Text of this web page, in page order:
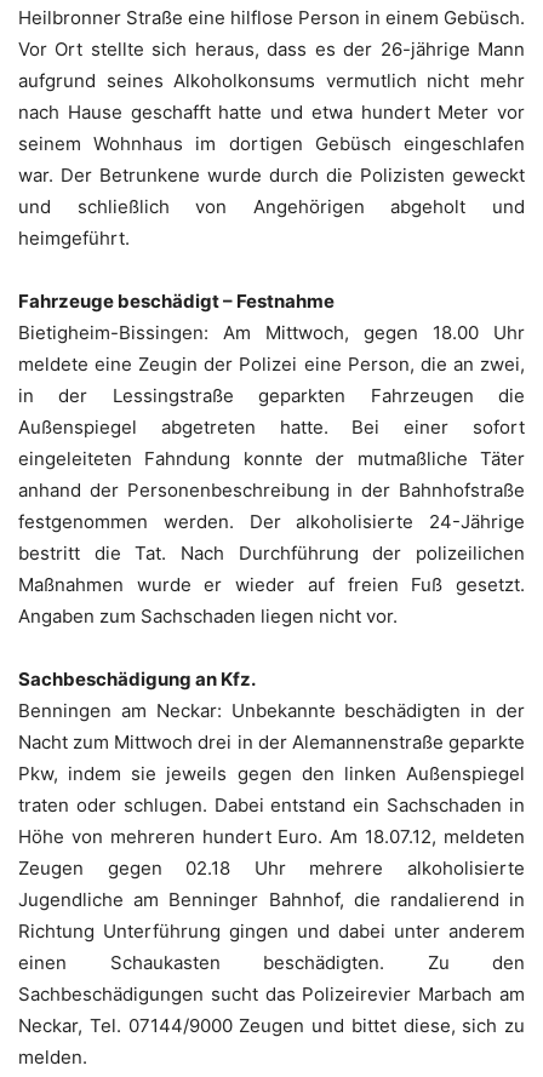
Heilbronner Straße eine hilflose Person in einem Gebüsch.
Vor Ort stellte sich heraus, dass es der 26-jährige Mann
aufgrund seines Alkoholkonsums vermutlich nicht mehr
nach Hause geschafft hatte und etwa hundert Meter vor
seinem Wohnhaus im dortigen Gebüsch eingeschlafen
war. Der Betrunkene wurde durch die Polizisten geweckt
und schließlich von Angehörigen abgeholt und
heimgeführt.
Fahrzeuge beschädigt – Festnahme
Bietigheim-Bissingen: Am Mittwoch, gegen 18.00 Uhr
meldete eine Zeugin der Polizei eine Person, die an zwei,
in der Lessingstraße geparkten Fahrzeugen die
Außenspiegel abgetreten hatte. Bei einer sofort
eingeleiteten Fahndung konnte der mutmaßliche Täter
anhand der Personenbeschreibung in der Bahnhofstraße
festgenommen werden. Der alkoholisierte 24-Jährige
bestritt die Tat. Nach Durchführung der polizeilichen
Maßnahmen wurde er wieder auf freien Fuß gesetzt.
Angaben zum Sachschaden liegen nicht vor.
Sachbeschädigung an Kfz.
Benningen am Neckar: Unbekannte beschädigten in der
Nacht zum Mittwoch drei in der Alemannenstraße geparkte
Pkw, indem sie jeweils gegen den linken Außenspiegel
traten oder schlugen. Dabei entstand ein Sachschaden in
Höhe von mehreren hundert Euro. Am 18.07.12, meldeten
Zeugen gegen 02.18 Uhr mehrere alkoholisierte
Jugendliche am Benninger Bahnhof, die randalierend in
Richtung Unterführung gingen und dabei unter anderem
einen Schaukasten beschädigten. Zu den
Sachbeschädigungen sucht das Polizeirevier Marbach am
Neckar, Tel. 07144/9000 Zeugen und bittet diese, sich zu
melden.